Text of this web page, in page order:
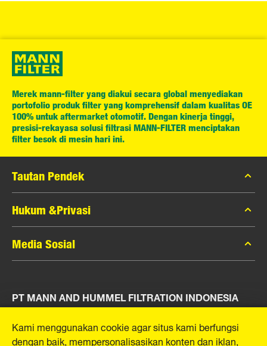
Merek mann-filter yang diakui secara global menyediakan
portofolio produk filter yang komprehensif dalam kualitas OE
100% untuk aftermarket otomotif. Dengan kinerja tinggi,
presisi-rekayasa solusi filtrasi MANN-FILTER menciptakan
filter besok di mesin hari ini.
Tautan Pendek
Katalog MANN-FILTER
Pencari MANN-FILTER
Peras
Hukum &Privasi
Privasi Data
Pemberitahuan Hukum
Media Sosial
Instagram
YouTube
PT MANN AND HUMMEL FILTRATION INDONESIA
Puri Indah Financial Tower, Unit 107
Jl. Puri Lingkar Dalam, RT01/RW02
Kami menggunakan cookie agar situs kami berfungsi
dengan baik, mempersonalisasikan konten dan iklan,